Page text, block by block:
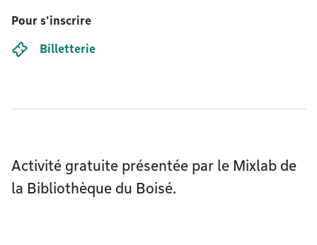
Pour s'inscrire
Billetterie
Activité gratuite présentée par le Mixlab de
la Bibliothèque du Boisé.